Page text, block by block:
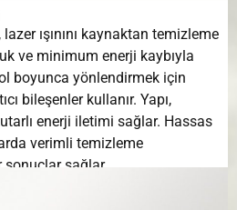
ışınını kaynaktan temizleme
ve minimum enerji kaybıyla
boyunca yönlendirmek için
bileşenler kullanır. Yapı,
enerji iletimi sağlar. Hassas
verimli temizleme
sonuçlar sağlar.